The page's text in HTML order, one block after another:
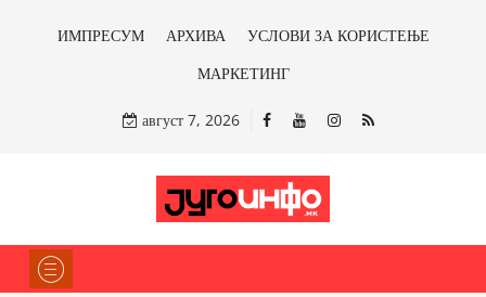
ИМПРЕСУМ АРХИВА
УСЛОВИ ЗА КОРИСТЕЊЕ
МАРКЕТИНГ
август 7, 2026